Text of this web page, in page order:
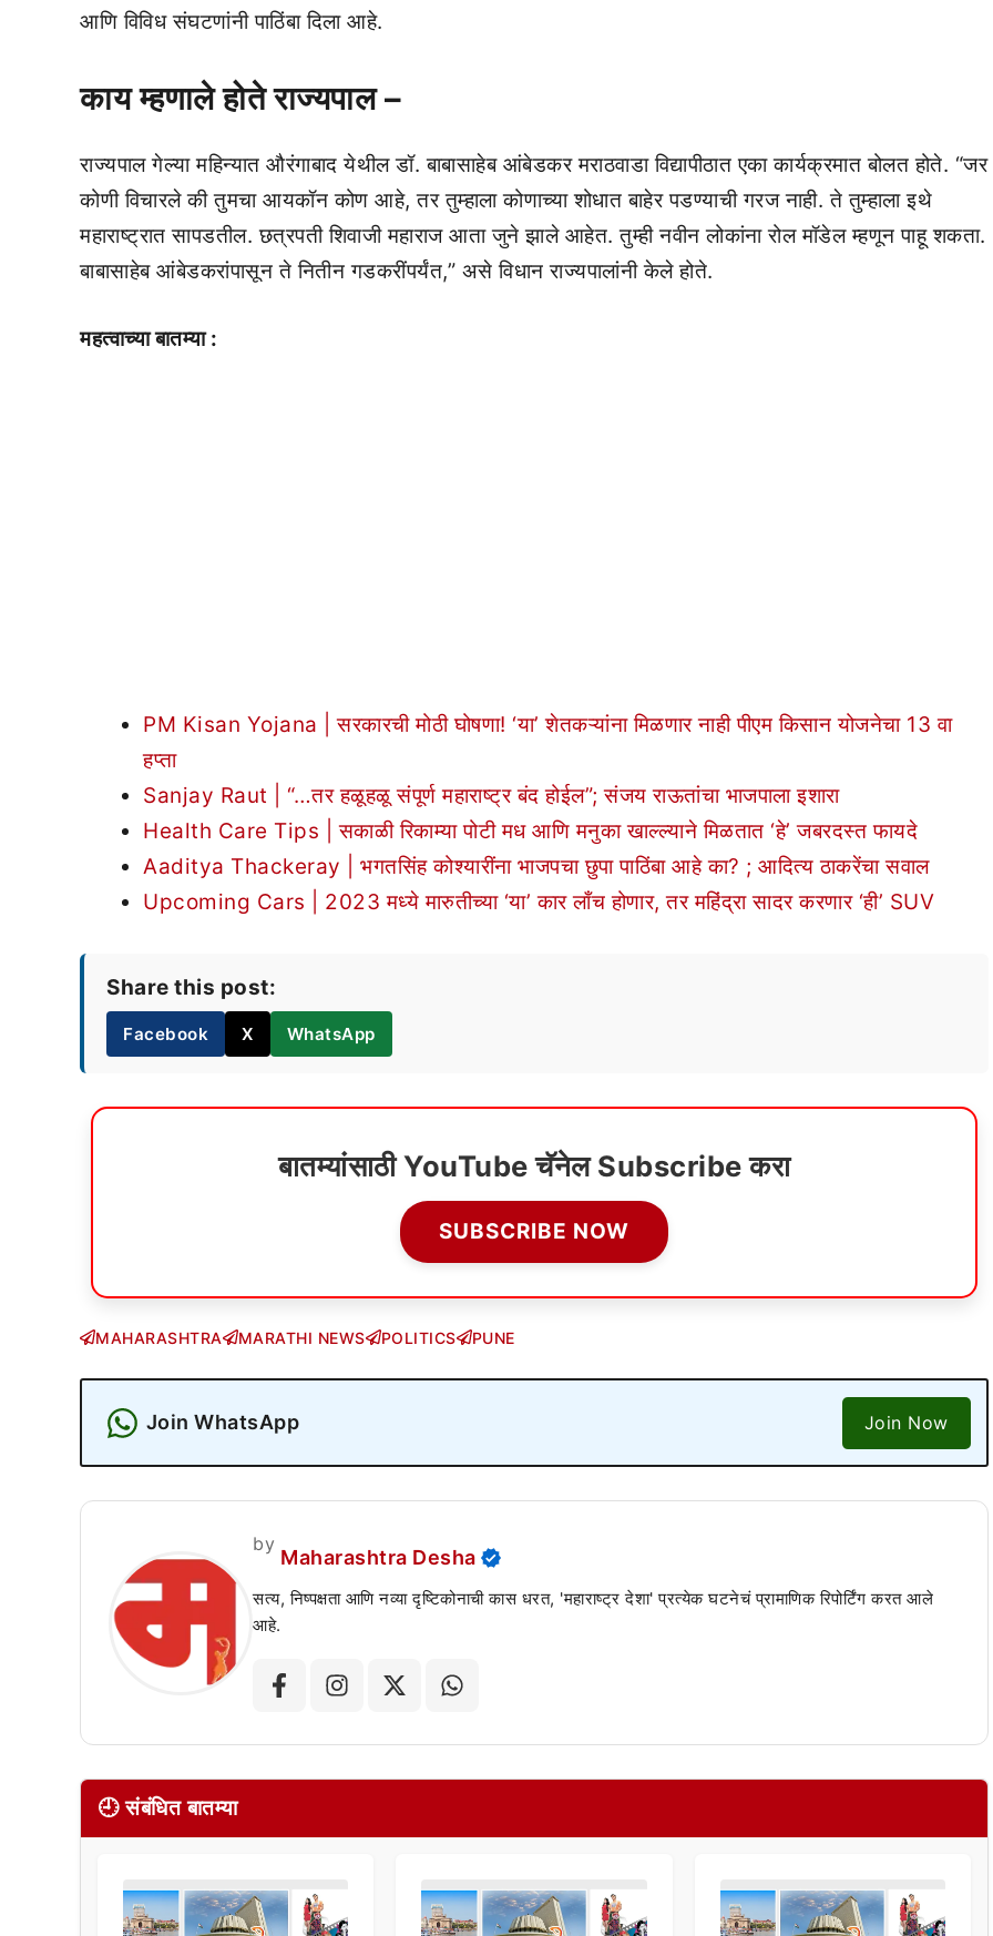
आणि विविध संघटणांनी पाठिंबा दिला आहे.
काय म्हणाले होते राज्यपाल –
राज्यपाल गेल्या महिन्यात औरंगाबाद येथील डॉ. बाबासाहेब आंबेडकर मराठवाडा विद्यापीठात एका कार्यक्रमात बोलत होते. “जर
कोणी विचारले की तुमचा आयकॉन कोण आहे, तर तुम्हाला कोणाच्या शोधात बाहेर पडण्याची गरज नाही. ते तुम्हाला इथे
महाराष्ट्रात सापडतील. छत्रपती शिवाजी महाराज आता जुने झाले आहेत. तुम्ही नवीन लोकांना रोल मॉडेल म्हणून पाहू शकता.
बाबासाहेब आंबेडकरांपासून ते नितीन गडकरींपर्यंत,” असे विधान राज्यपालांनी केले होते.
महत्वाच्या बातम्या :
PM Kisan Yojana | सरकारची मोठी घोषणा! ‘या’ शेतकऱ्यांना मिळणार नाही पीएम किसान योजनेचा 13 वा
हप्ता
Sanjay Raut | “…तर हळूहळू संपूर्ण महाराष्ट्र बंद होईल”; संजय राऊतांचा भाजपाला इशारा
Health Care Tips | सकाळी रिकाम्या पोटी मध आणि मनुका खाल्ल्याने मिळतात ‘हे’ जबरदस्त फायदे
Aaditya Thackeray | भगतसिंह कोश्यारींना भाजपचा छुपा पाठिंबा आहे का? ; आदित्य ठाकरेंचा सवाल
Upcoming Cars | 2023 मध्ये मारुतीच्या ‘या’ कार लाँच होणार, तर महिंद्रा सादर करणार ‘ही’ SUV
Share this post:
Facebook X WhatsApp
बातम्यांसाठी YouTube चॅनेल Subscribe करा
SUBSCRIBE NOW
MAHARASHTRA MARATHI NEWS POLITICS PUNE
Join WhatsApp Join Now
by
Maharashtra Desha
सत्य, निष्पक्षता आणि नव्या दृष्टिकोनाची कास धरत, 'महाराष्ट्र देशा' प्रत्येक घटनेचं प्रामाणिक रिपोर्टिंग करत आले
आहे.
🕘 संबंधित बातम्या